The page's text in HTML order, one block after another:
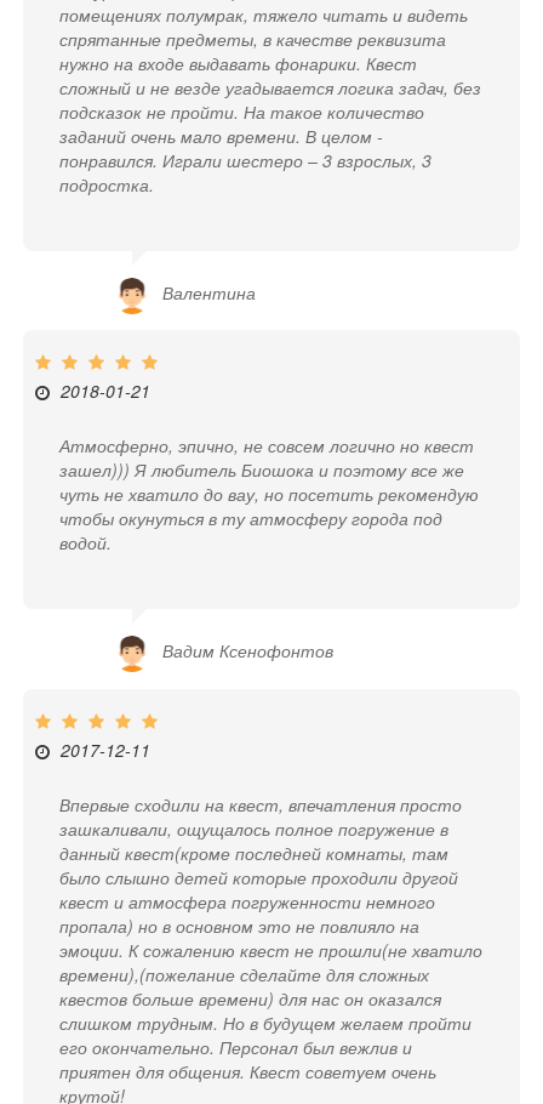
помещениях полумрак, тяжело читать и видеть
спрятанные предметы, в качестве реквизита
нужно на входе выдавать фонарики. Квест
сложный и не везде угадывается логика задач, без
подсказок не пройти. На такое количество
заданий очень мало времени. В целом -
понравился. Играли шестеро – 3 взрослых, 3
подростка.
Валентина
2018-01-21
Атмосферно, эпично, не совсем логично но квест
зашел))) Я любитель Биошока и поэтому все же
чуть не хватило до вау, но посетить рекомендую
чтобы окунуться в ту атмосферу города под
водой.
Вадим Ксенофонтов
2017-12-11
Впервые сходили на квест, впечатления просто
зашкаливали, ощущалось полное погружение в
данный квест(кроме последней комнаты, там
было слышно детей которые проходили другой
квест и атмосфера погруженности немного
пропала) но в основном это не повлияло на
эмоции. К сожалению квест не прошли(не хватило
времени),(пожелание сделайте для сложных
квестов больше времени) для нас он оказался
слишком трудным. Но в будущем желаем пройти
его окончательно. Персонал был вежлив и
приятен для общения. Квест советуем очень
крутой!